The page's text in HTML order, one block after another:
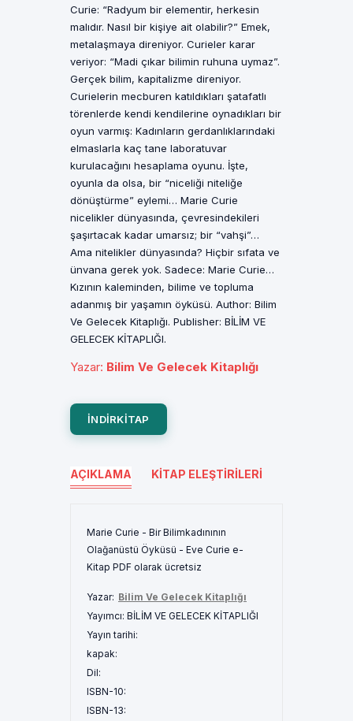
Curie: “Radyum bir elementir, herkesin
malıdır. Nasıl bir kişiye ait olabilir?” Emek,
metalaşmaya direniyor. Curieler karar
veriyor: “Madi çıkar bilimin ruhuna uymaz”.
Gerçek bilim, kapitalizme direniyor.
Curielerin mecburen katıldıkları şatafatlı
törenlerde kendi kendilerine oynadıkları bir
oyun varmış: Kadınların gerdanlıklarındaki
elmaslarla kaç tane laboratuvar
kurulacağını hesaplama oyunu. İşte,
oyunla da olsa, bir “niceliği niteliğe
dönüştürme” eylemi… Marie Curie
nicelikler dünyasında, çevresindekileri
şaşırtacak kadar umarsız; bir “vahşi”…
Ama nitelikler dünyasında? Hiçbir sıfata ve
ünvana gerek yok. Sadece: Marie Curie…
Kızının kaleminden, bilime ve topluma
adanmış bir yaşamın öyküsü. Author: Bilim
Ve Gelecek Kitaplığı. Publisher: BİLİM VE
GELECEK KİTAPLIĞI.
Yazar: Bilim Ve Gelecek Kitaplığı
INDIRKITAP
AÇIKLAMA KITAP ELEŞTIRILERI
Marie Curie - Bir Bilimkadınının
Olağanüstü Öyküsü - Eve Curie e-
Kitap PDF olarak ücretsiz
Yazar: Bilim Ve Gelecek Kitaplığı
Yayımcı: BİLİM VE GELECEK KİTAPLIĞI
Yayın tarihi:
kapak:
Dil:
ISBN-10:
ISBN-13: